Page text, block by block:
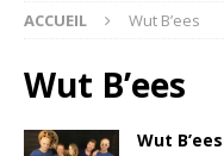
ACCUEIL Wut B’ees
Wut B’ees
Wut B’ees